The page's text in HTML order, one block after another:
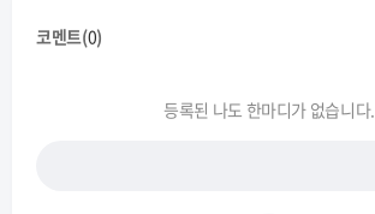
코멘트(0)
등록된 나도 한마디가 없습니다.